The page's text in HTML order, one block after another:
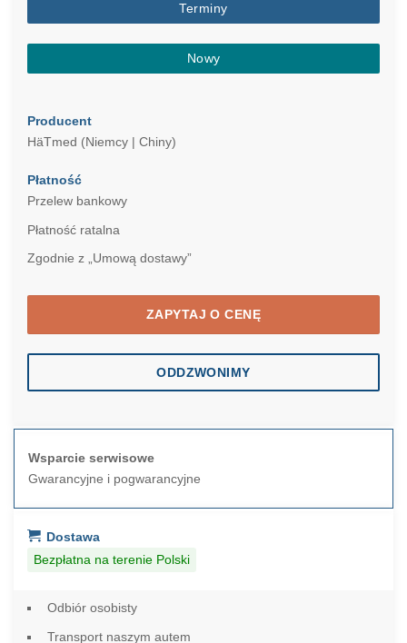
Terminy
Nowy
Producent
HäTmed (Niemcy | Chiny)
Płatność
Przelew bankowy
Płatność ratalna
Zgodnie z „Umową dostawy”
ZAPYTAJ O CENĘ
ODDZWONIMY
Wsparcie serwisowe
Gwarancyjne i pogwarancyjne
Dostawa
Bezpłatna na terenie Polski
Odbiór osobisty
Transport naszym autem